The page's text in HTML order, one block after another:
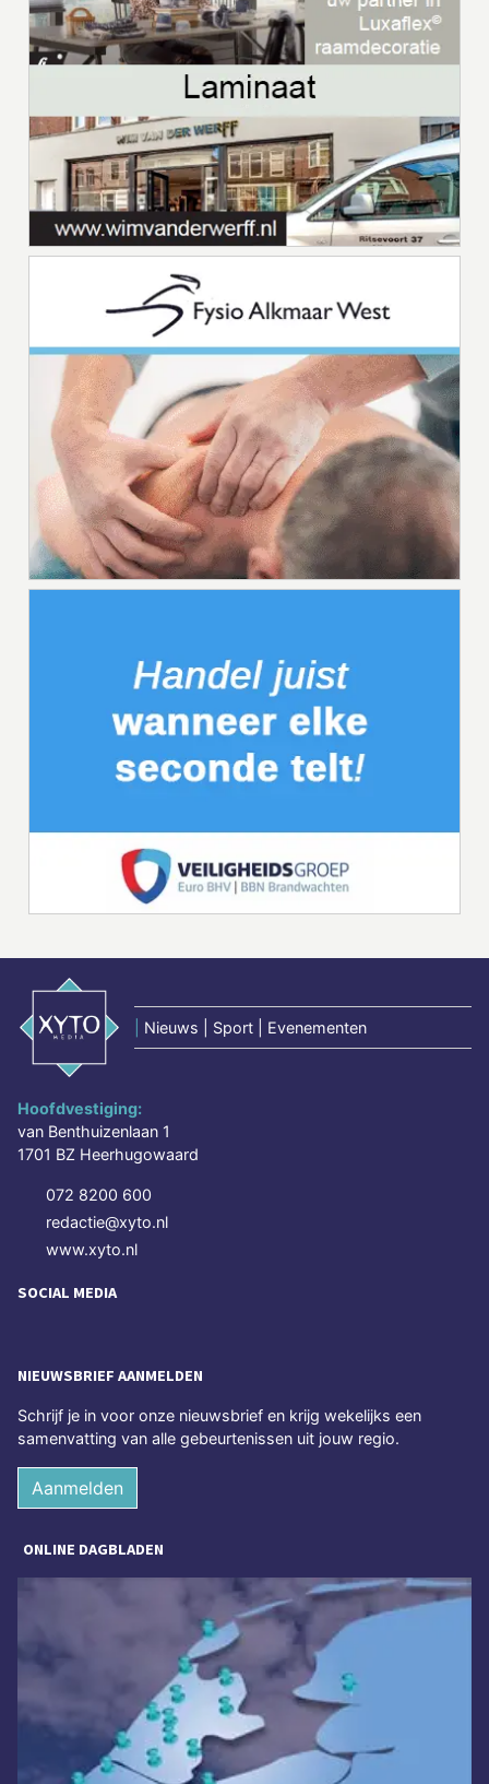
Nieuws | Sport | Evenementen
Hoofdvestiging:
van Benthuizenlaan 1
1701 BZ Heerhugowaard
072 8200 600
redactie@xyto.nl
www.xyto.nl
SOCIAL MEDIA
NIEUWSBRIEF AANMELDEN
Schrijf je in voor onze nieuwsbrief en krijg wekelijks een
samenvatting van alle gebeurtenissen uit jouw regio.
Aanmelden
ONLINE DAGBLADEN